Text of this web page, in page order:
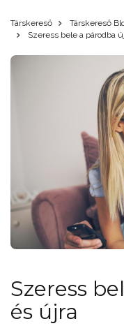
Társkereső Társkereső
Szeress bele a párodba
Szeress
és újra